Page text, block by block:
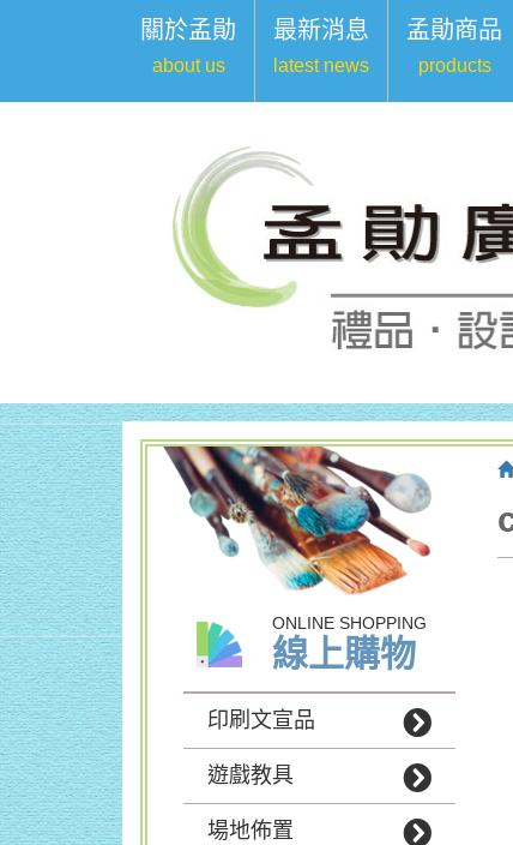
關於孟勛
about us
最新消息
latest news
孟勛商品
products
ONLINE SHOPPING
線上購物
印刷文宣品
遊戲教具
場地佈置